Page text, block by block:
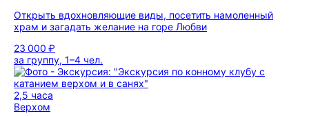
Открыть вдохновляющие виды, посетить намоленный
храм и загадать желание на горе Любви
23 000 ₽
за группу, 1–4 чел.
2,5 часа
Верхом